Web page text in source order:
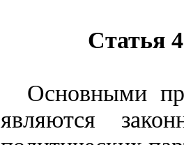
Статья
Основными
являются